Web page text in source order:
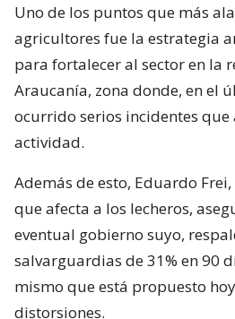
Uno de los puntos que más
agricultores fue la estrategia
para fortalecer al sector en la
Araucanía, zona donde, en el
ocurrido serios incidentes que
actividad.
Además de esto, Eduardo
que afecta a los lecheros,
eventual gobierno suyo,
salvarguardias de 31% en 90
mismo que está propuesto
distorsiones.